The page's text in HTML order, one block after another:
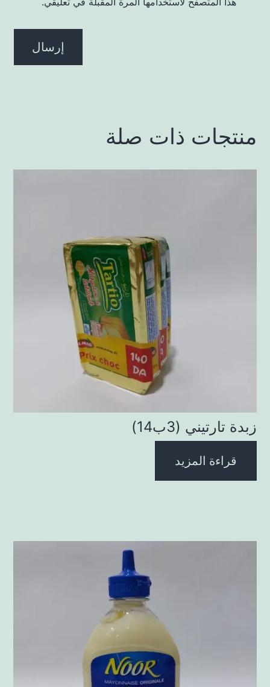
منتجات ذات صلة
زبدة تارتيني (3ب14)
قراءة المزيد